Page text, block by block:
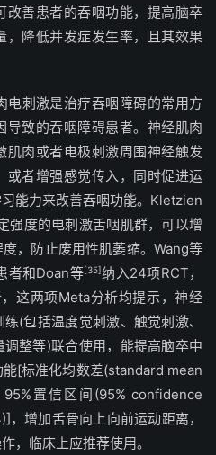
改善患者的吞咽功能，提高脑卒
，降低并发症发生率，且其效果
电刺激是治疗吞咽障碍的常用方
致的吞咽障碍患者。神经肌肉
肌肉或者电极刺激周围神经触发
或者增强感觉传入，同时促进运
能力来改善吞咽功能。Kletzien
强度的电刺激舌咽肌群，可以增
，防止废用性肌萎缩。Wang等
者和Doan等[35]纳入24项RCT，
这两项Meta分析均提示，神经
(包括温度觉刺激、触觉刺激、
整等)联合使用，能提高脑卒中
[标准化均数差(standard mean
置信区间(95% confidence
增加舌骨向上向前运动距离，
，临床上应推荐使用。